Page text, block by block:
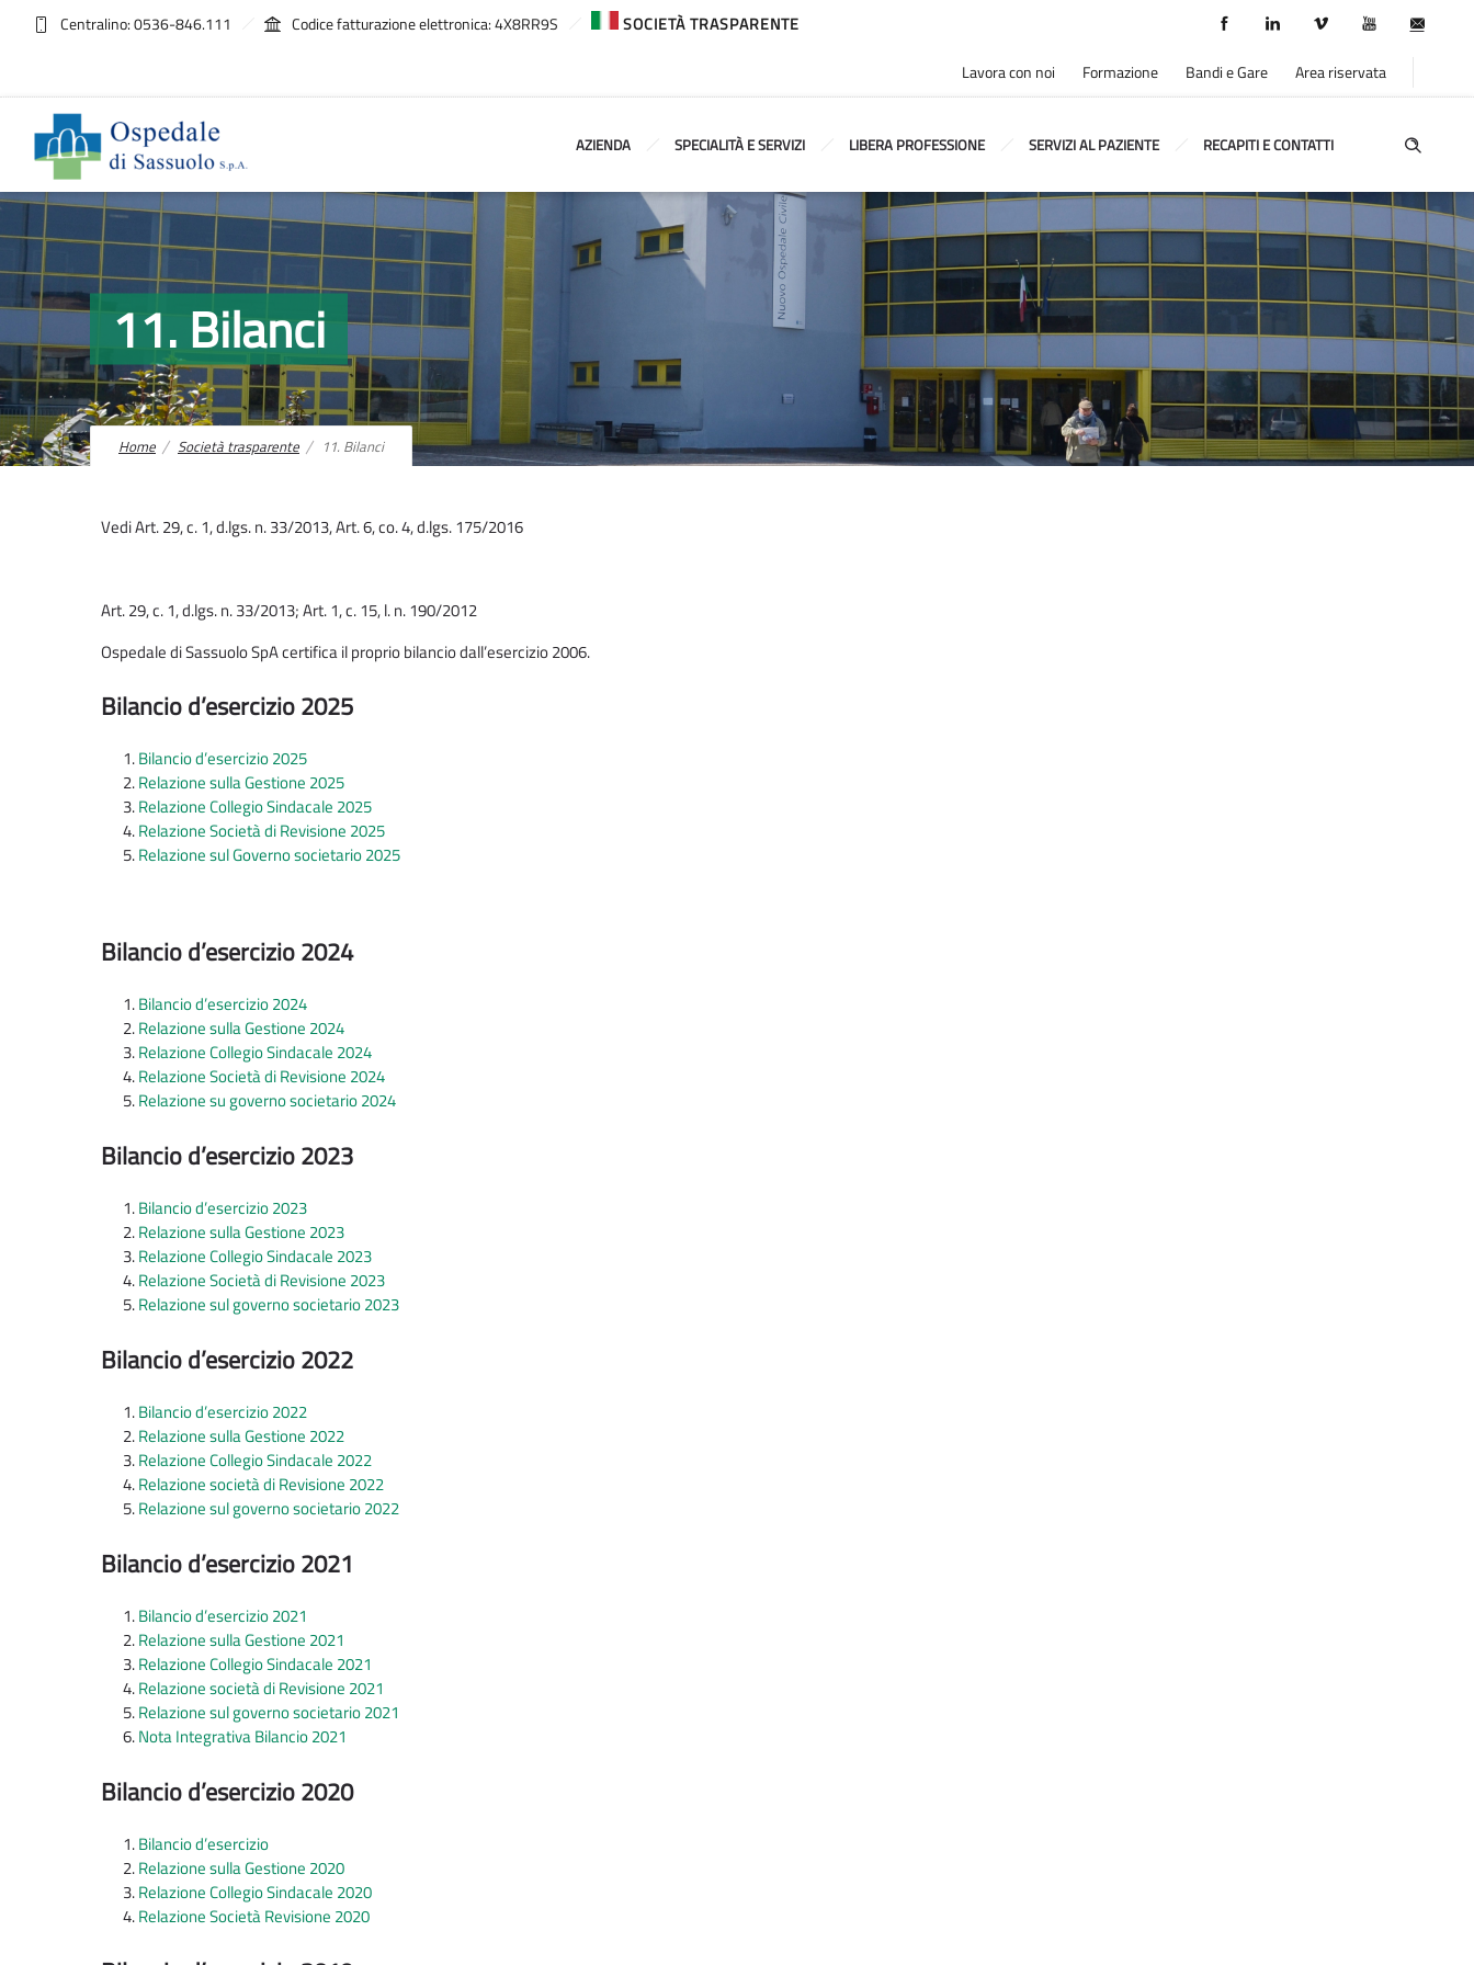
Centralino: 0536-846.111 Codice fatturazione elettronica: 4X8RR9S SOCIETÀ TRASPARENTE
Lavora con noi Formazione Bandi e Gare Area riservata
AZIENDA SPECIALITÀ E SERVIZI LIBERA PROFESSIONE SERVIZI AL PAZIENTE RECAPITI E CONTATTI
11. Bilanci
Home Società trasparente 11. Bilanci
Vedi Art. 29, c. 1, d.lgs. n. 33/2013, Art. 6, co. 4, d.lgs. 175/2016
Art. 29, c. 1, d.lgs. n. 33/2013; Art. 1, c. 15, l. n. 190/2012
Ospedale di Sassuolo SpA certifica il proprio bilancio dall’esercizio 2006.
Bilancio d’esercizio 2025
Bilancio d’esercizio 2025
Relazione sulla Gestione 2025
Relazione Collegio Sindacale 2025
Relazione Società di Revisione 2025
Relazione sul Governo societario 2025
Bilancio d’esercizio 2024
Bilancio d’esercizio 2024
Relazione sulla Gestione 2024
Relazione Collegio Sindacale 2024
Relazione Società di Revisione 2024
Relazione su governo societario 2024
Bilancio d’esercizio 2023
Bilancio d’esercizio 2023
Relazione sulla Gestione 2023
Relazione Collegio Sindacale 2023
Relazione Società di Revisione 2023
Relazione sul governo societario 2023
Bilancio d’esercizio 2022
Bilancio d’esercizio 2022
Relazione sulla Gestione 2022
Relazione Collegio Sindacale 2022
Relazione società di Revisione 2022
Relazione sul governo societario 2022
Bilancio d’esercizio 2021
Bilancio d’esercizio 2021
Relazione sulla Gestione 2021
Relazione Collegio Sindacale 2021
Relazione società di Revisione 2021
Relazione sul governo societario 2021
Nota Integrativa Bilancio 2021
Bilancio d’esercizio 2020
Bilancio d’esercizio
Relazione sulla Gestione 2020
Relazione Collegio Sindacale 2020
Relazione Società Revisione 2020